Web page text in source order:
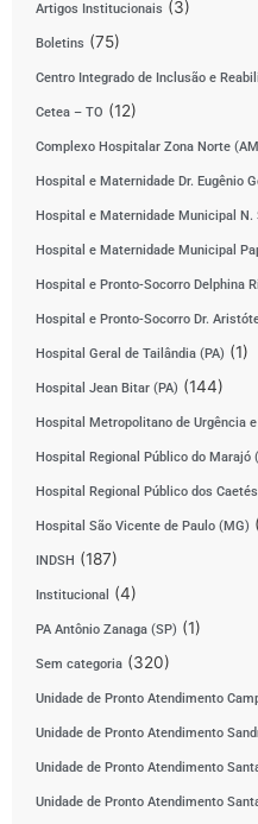
Artigos Institucionais (3)
Boletins (75)
Centro Integrado de Inclusão e
Cetea – TO (12)
Complexo Hospitalar Zona Norte
Hospital e Maternidade Dr. Eugênio
Hospital e Maternidade Municipal N.
Hospital e Maternidade Municipal
Hospital e Pronto-Socorro Delphina
Hospital e Pronto-Socorro Dr.
Hospital Geral de Tailândia (PA) (1)
Hospital Jean Bitar (PA) (144)
Hospital Metropolitano de Urgência
Hospital Regional Público do Marajó
Hospital Regional Público dos
Hospital São Vicente de Paulo (MG)
INDSH (187)
Institucional (4)
PA Antônio Zanaga (SP) (1)
Sem categoria (320)
Unidade de Pronto Atendimento
Unidade de Pronto Atendimento
Unidade de Pronto Atendimento
Unidade de Pronto Atendimento